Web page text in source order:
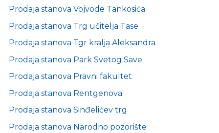
Prodaja stanova Vojvode Tankosića
Prodaja stanova Trg učitelja Tase
Prodaja stanova Tgr kralja Aleksandra
Prodaja stanova Park Svetog Save
Prodaja stanova Pravni fakultet
Prodaja stanova Rentgenova
Prodaja stanova Sinđelićev trg
Prodaja stanova Narodno pozorište